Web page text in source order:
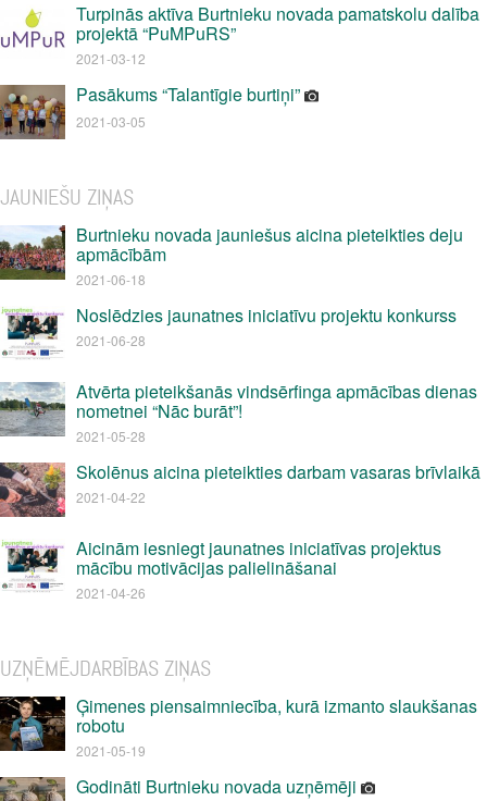
Turpinās aktīva Burtnieku novada pamatskolu dalība
projektā “PuMPuRS”
2021-03-12
Pasākums “Talantīgie burtiņi”
2021-03-05
JAUNIEŠU ZIŅAS
Burtnieku novada jauniešus aicina pieteikties deju
apmācībām
2021-06-18
Noslēdzies jaunatnes iniciatīvu projektu konkurss
2021-06-28
Atvērta pieteikšanās vindsērfinga apmācības dienas
nometnei “Nāc burāt”!
2021-05-28
Skolēnus aicina pieteikties darbam vasaras brīvlaikā
2021-04-22
Aicinām iesniegt jaunatnes iniciatīvas projektus
mācību motivācijas palielināšanai
2021-04-26
UZŅĒMĒJDARBĪBAS ZIŅAS
Ģimenes piensaimniecība, kurā izmanto slaukšanas
robotu
2021-05-19
Godināti Burtnieku novada uzņēmēji